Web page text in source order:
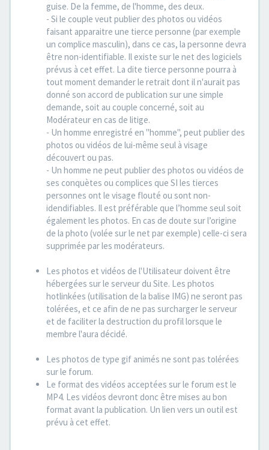
guise. De la femme, de l'homme, des deux.
- Si le couple veut publier des photos ou vidéos
faisant apparaitre une tierce personne (par exemple
un complice masculin), dans ce cas, la personne devra
être non-identifiable. Il existe sur le net des logiciels
prévus à cet effet. La dite tierce personne pourra à
tout moment demander le retrait dont il n'aurait pas
donné son accord de publication sur une simple
demande, soit au couple concerné, soit au
Modérateur en cas de litige.
- Un homme enregistré en "homme", peut publier des
photos ou vidéos de lui-même seul à visage
découvert ou pas.
- Un homme ne peut publier des photos ou vidéos de
ses conquètes ou complices que SI les tierces
personnes ont le visage flouté ou sont non-
idendifiables. Il est préférable que l’homme seul soit
également les photos. En cas de doute sur l’origine
de la photo (volée sur le net par exemple) celle-ci sera
supprimée par les modérateurs.
Les photos et vidéos de l'Utilisateur doivent être
hébergées sur le serveur du Site. Les photos
hotlinkées (utilisation de la balise IMG) ne seront pas
tolérées, et ce afin de ne pas surcharger le serveur
et de faciliter la destruction du profil lorsque le
membre l'aura décidé.
Les photos de type gif animés ne sont pas tolérées
sur le forum.
Le format des vidéos acceptées sur le forum est le
MP4. Les vidéos devront donc être mises au bon
format avant la publication. Un lien vers un outil est
prévu à cet effet.